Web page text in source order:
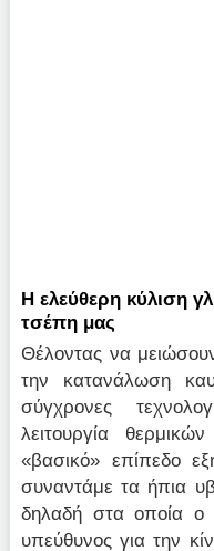
Η ελεύθερη κύλιση
τσέπη μας
Θέλοντας να
την κατανάλωση
σύγχρονες
λειτουργία
«βασικό» επίπεδο
συναντάμε τα ήπια
δηλαδή στα οποία ο
υπεύθυνος για την